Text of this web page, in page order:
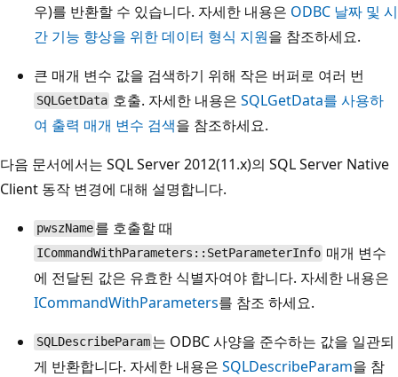
우)를 반환할 수 있습니다. 자세한 내용은 ODBC 날짜 및 시
간 기능 향상을 위한 데이터 형식 지원을 참조하세요.
큰 매개 변수 값을 검색하기 위해 작은 버퍼로 여러 번
SQLGetData 호출. 자세한 내용은SQLGetData를 사용하
여 출력 매개 변수 검색을 참조하세요.
다음 문서에서는 SQL Server 2012(11.x)의 SQL Server Native
Client 동작 변경에 대해 설명합니다.
pwszName 를 호출할 때
ICommandWithParameters::SetParameterInfo 매개 변수
에 전달된 값은 유효한 식별자여야 합니다. 자세한 내용은
ICommandWithParameters를 참조 하세요.
SQLDescribeParam 는 ODBC 사양을 준수하는 값을 일관되
게 반환합니다. 자세한 내용은 SQLDescribeParam을 참